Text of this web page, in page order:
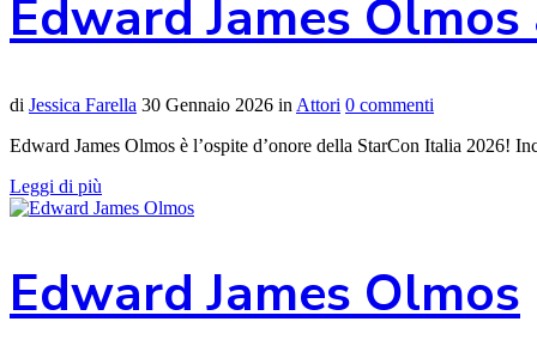
Edward James
di Jessica Farella 30 Gennaio 2026 in Attori 0 commenti
Edward James Olmos è l’ospite d’onore della StarCon Italia 2026!
Leggi di più
Edward James Olmos